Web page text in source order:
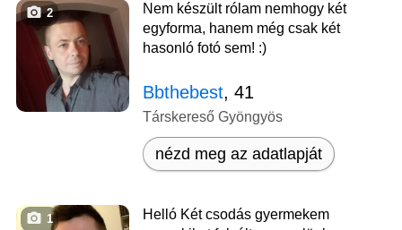
2
Nem készült rólam nemhogy két
egyforma, hanem még csak két
hasonló fotó sem! :)
Bbthebest, 41
Társkereső Gyöngyös
nézd meg az adatlapját
1
Helló Két csodás gyermekem